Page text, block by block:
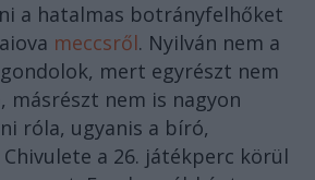
a hatalmas botrányfelhőket
meccsről. Nyilván nem a
mert egyrészt nem
másrészt nem is nagyon
róla, ugyanis a bíró,
a 26. játékperc körül